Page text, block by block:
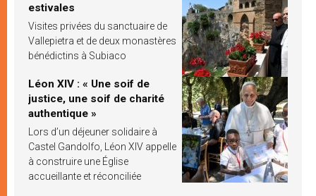
estivales
Visites privées du sanctuaire de
Vallepietra et de deux monastères
bénédictins à Subiaco
Léon XIV : « Une soif de
justice, une soif de charité
authentique »
Lors d’un déjeuner solidaire à
Castel Gandolfo, Léon XIV appelle
à construire une Église
accueillante et réconciliée